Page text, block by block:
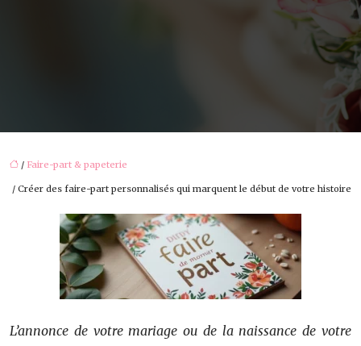
/ Faire-part & papeterie
/ Créer des faire-part personnalisés qui marquent le début de votre histoire
L’annonce de votre mariage ou de la naissance de votre